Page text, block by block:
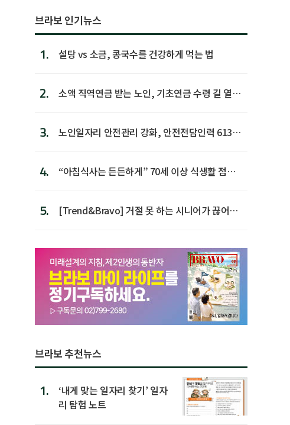
브라보 인기뉴스
1. 설탕 vs 소금, 콩국수를 건강하게 먹는 법
2.
소액 직역연금 받는 노인, 기초연금 수령 길 열린
3.
노인일자리 안전관리 강화, 안전전담인력 613명
4.
“아침식사는 든든하게” 70세 이상 식생활 점수
5.
[Trend&Bravo] 거절 못 하는 시니어가 끊어야
브라보 추천뉴스
1.
‘내게 맞는 일자리 찾기’ 일자
리 탐험 노트